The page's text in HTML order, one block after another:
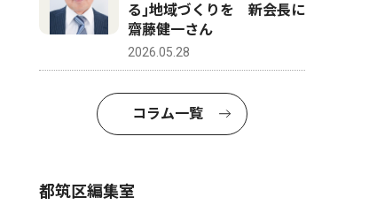
る｣地域づくりを 新会長に
齋藤健一さん
2026.05.28
コラム一覧
都筑区編集室